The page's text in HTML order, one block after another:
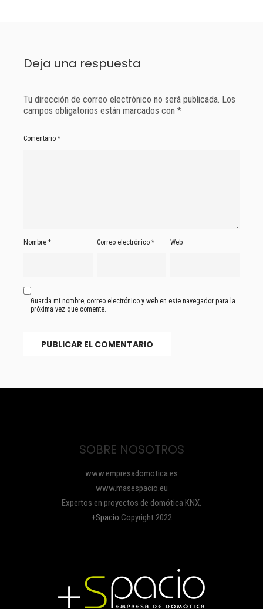
Deja una respuesta
Tu dirección de correo electrónico no será publicada. Los
campos obligatorios están marcados con *
Comentario *
Nombre * Correo electrónico* Web
Guarda mi nombre, correo electrónico y web en este navegador para la
próxima vez que comente.
SOBRE NOSOTROS
www.empresadomotica.es
www.masespacio.eu
Expertos en proyectos de domótica KNX.
+Spacio Copyright 2022